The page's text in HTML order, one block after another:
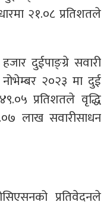
२१.०८ प्रतिशतले
दुईपाङ्ग्रे सवारी
२०२३ मा दुई
प्रतिशतले वृद्धि
लाख सवारीसाधन
प्रतिवेदनले